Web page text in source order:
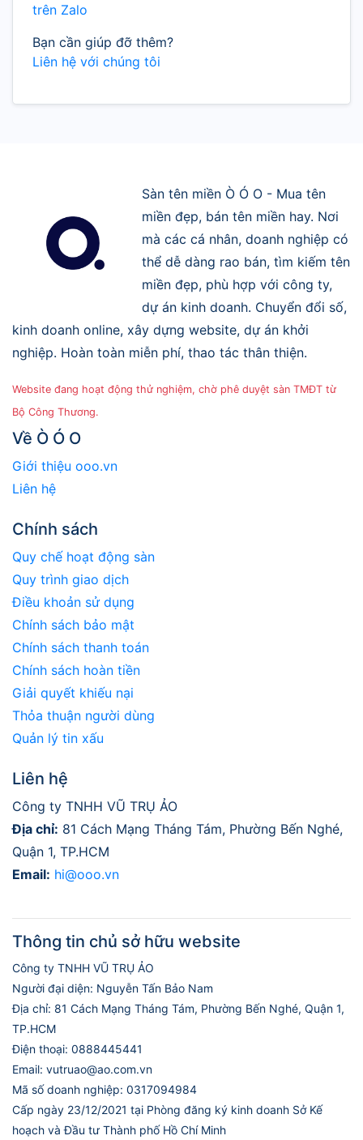
trên Zalo
Bạn cần giúp đỡ thêm?
Liên hệ với chúng tôi
Sàn tên miền Ò Ó O - Mua tên
miền đẹp, bán tên miền hay. Nơi
mà các cá nhân, doanh nghiệp có
thể dễ dàng rao bán, tìm kiếm tên
miền đẹp, phù hợp với công ty,
dự án kinh doanh. Chuyển đổi số,
kinh doanh online, xây dựng website, dự án khởi
nghiệp. Hoàn toàn miễn phí, thao tác thân thiện.
Website đang hoạt động thử nghiệm, chờ phê duyệt sàn TMĐT từ
Bộ Công Thương.
Về Ò Ó O
Giới thiệu ooo.vn
Liên hệ
Chính sách
Quy chế hoạt động sàn
Quy trình giao dịch
Điều khoản sử dụng
Chính sách bảo mật
Chính sách thanh toán
Chính sách hoàn tiền
Giải quyết khiếu nại
Thỏa thuận người dùng
Quản lý tin xấu
Liên hệ
Công ty TNHH VŨ TRỤ ẢO
Địa chỉ: 81 Cách Mạng Tháng Tám, Phường Bến Nghé,
Quận 1, TP.HCM
Email: hi@ooo.vn
Thông tin chủ sở hữu website
Công ty TNHH VŨ TRỤ ẢO
Người đại diện: Nguyễn Tấn Bảo Nam
Địa chỉ: 81 Cách Mạng Tháng Tám, Phường Bến Nghé, Quận 1,
TP.HCM
Điện thoại: 0888445441
Email: vutruao@ao.com.vn
Mã số doanh nghiệp: 0317094984
Cấp ngày 23/12/2021 tại Phòng đăng ký kinh doanh Sở Kế
hoạch và Đầu tư Thành phố Hồ Chí Minh